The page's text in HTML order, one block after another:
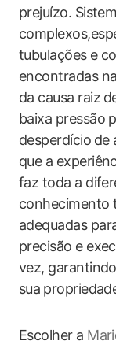
prejuízo.
tubulações e‍
encontradas
da causa raiz
‍baixa pressão
desperdício⁢ de
que a
faz​ toda‍ a
conhecimento
adequadas
precisão e
vez,
sua⁢
Escolher a‍